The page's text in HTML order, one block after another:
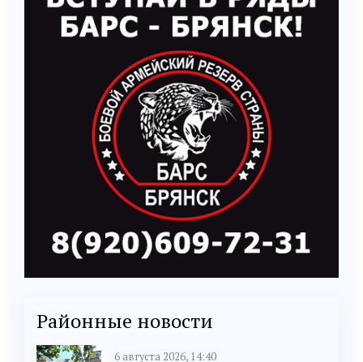
Районные новости
6 августа 2026, 14:40